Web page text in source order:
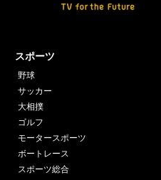
スポーツ
野球
サッカー
大相撲
ゴルフ
モータースポーツ
ボートレース
スポーツ総合